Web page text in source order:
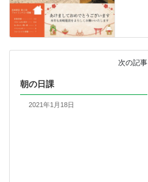
次の記事
朝の日課
2021年1月18日